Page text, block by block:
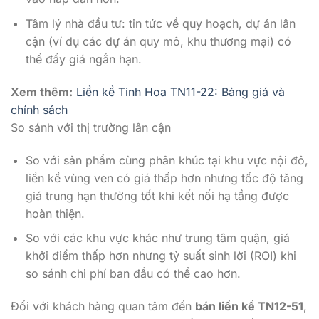
Tâm lý nhà đầu tư: tin tức về quy hoạch, dự án lân
cận (ví dụ các dự án quy mô, khu thương mại) có
thể đẩy giá ngắn hạn.
Xem thêm: Liền kề Tinh Hoa TN11-22: Bảng giá và
chính sách
So sánh với thị trường lân cận
So với sản phẩm cùng phân khúc tại khu vực nội đô,
liền kề vùng ven có giá thấp hơn nhưng tốc độ tăng
giá trung hạn thường tốt khi kết nối hạ tầng được
hoàn thiện.
So với các khu vực khác như trung tâm quận, giá
khởi điểm thấp hơn nhưng tỷ suất sinh lời (ROI) khi
so sánh chi phí ban đầu có thể cao hơn.
Đối với khách hàng quan tâm đến bán liền kề TN12-51,